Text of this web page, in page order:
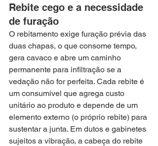
Rebite cego e a necessidade
de furação
O rebitamento exige furação prévia das
duas chapas, o que consome tempo,
gera cavaco e abre um caminho
permanente para infiltração se a
vedação não for perfeita. Cada rebite é
um consumível que agrega custo
unitário ao produto e depende de um
elemento externo (o próprio rebite) para
sustentar a junta. Em dutos e gabinetes
sujeitos a vibração, a cabeça do rebite